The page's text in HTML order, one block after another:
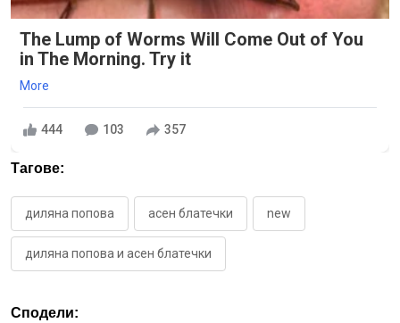
The Lump of Worms Will Come Out of You
in The Morning. Try it
More
444 103 357
Тагове:
диляна попова асен блатечки new
диляна попова и асен блатечки
Сподели: